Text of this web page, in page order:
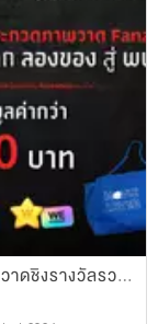
พนอ Fanart Contest 2024 ประกวดภาพวาดชิงรางวัลรวมมูลค่ากว่า 25,000 บาท